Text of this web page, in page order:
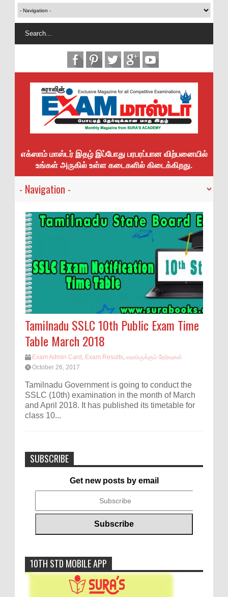
எக்ஸாம் மாஸ்டர் இதழ் இப்போது பரபரப்பான விற்பனையில்
உங்கள் அருகில் உள்ள கடைகளில் கிடைக்கிறது.
Tamilnadu SSLC 10th Public Exam Time
Table March 2018
Exam Admin Card , Exam Results, வரவிருக்கும் தேர்வுகள்
October 26, 2017
Tamilnadu Government is going to conduct the
SSLC (10th) examination in the month of March
and April 2018. It has published its timetable for
class 10...
SUBSCRIBE
Get new posts by email
10TH STD MOBILE APP